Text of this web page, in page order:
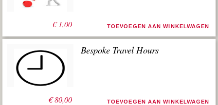
€1,00 TOEVOEGEN AAN WINKELWAGEN
€80,00
Bespoke Travel Hours
TOEVOEGEN AAN WINKELWAGEN